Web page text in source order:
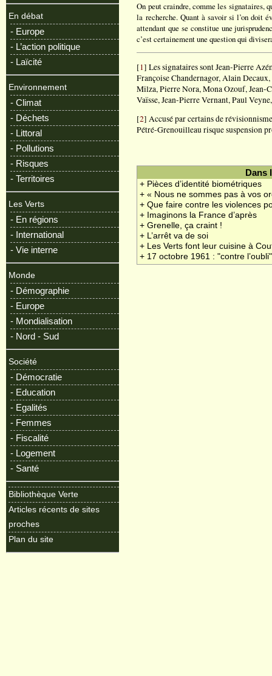
En débat
- Europe
- L’action politique
- Laïcité
Environnement
- Climat
- Déchets
- Littoral
- Pollutions
- Risques
- Territoires
Les Verts
- En régions
- International
- Vie interne
Monde
- Démographie
- Europe
- Mondialisation
- Nord - Sud
Société
- Démocratie
- Education
- Egalités
- Femmes
- Fiscalité
- Logement
- Santé
Bibliothèque Verte
Articles récents de sites
proches
Plan du site
On peut craindre, comme les signataires,
la recherche. Quant à savoir si l’on doit
attendant que se constitue une
c’est certainement une question qui
[1] Les signataires sont Jean-Pierre
Françoise Chandernagor, Alain
Milza, Pierre Nora, Mona Ozouf, Jean-
Vaïsse, Jean-Pierre Vernant, Paul
[2] Accusé par certains de
Pétré-Grenouilleau risque suspension
Dans
+ Pièces d’identité biométriques
+ « Nous ne sommes pas à vos
+ Que faire contre les violences
+ Imaginons la France d’après
+ Grenelle, ça craint !
+ L’arrêt va de soi
+ Les Verts font leur cuisine à
+ 17 octobre 1961 : "contre l’oubli"